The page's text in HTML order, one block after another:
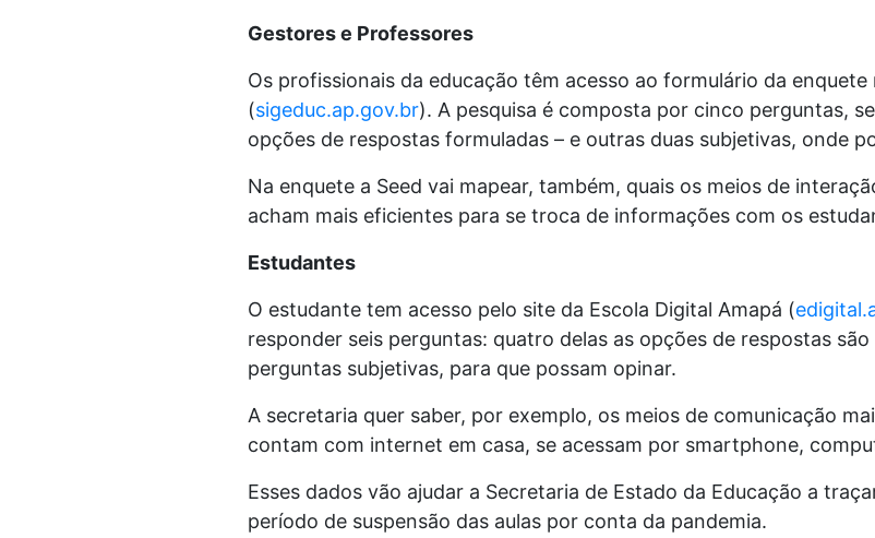
Gestores e Professores
Os profissionais da educação têm acesso ao formulário da
(sigeduc.ap.gov.br). A pesquisa é composta por cinco perguntas,
opções de respostas formuladas – e outras duas subjetivas, onde
Na enquete a Seed vai mapear, também, quais os meios de
acham mais eficientes para se troca de informações com os
Estudantes
O estudante tem acesso pelo site da Escola Digital Amapá (
responder seis perguntas: quatro delas as opções de respostas
perguntas subjetivas, para que possam opinar.
A secretaria quer saber, por exemplo, os meios de comunicação
contam com internet em casa, se acessam por smartphone,
Esses dados vão ajudar a Secretaria de Estado da Educação a
período de suspensão das aulas por conta da pandemia.